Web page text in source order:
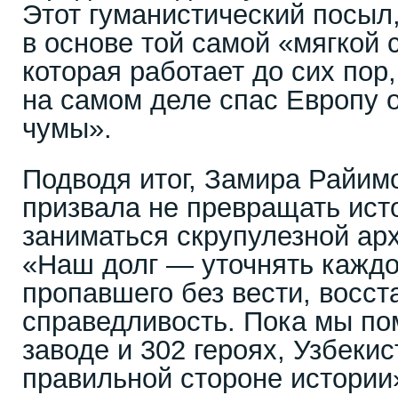
Этот гуманистический
в основе той самой «мягкой
которая работает до сих
на самом деле спас Европу
чумы».
Подводя итог, Замира
призвала не превращать
заниматься скрупулезной
«Наш долг — уточнять
пропавшего без вести,
справедливость. Пока мы
заводе и 302 героях,
правильной стороне